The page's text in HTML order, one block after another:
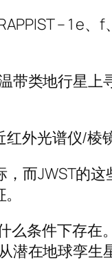
– 1 e
带类地行星
红外光谱仪/棱
，而JWST的
条件下存在
潜在地球孪